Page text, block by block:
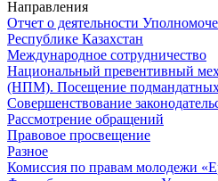
Направления
Отчет о деятельности
Республике Казахстан
Международное сотрудничество
Национальный превентивный
(НПМ). Посещение
Совершенствование
Рассмотрение обращений
Правовое просвещение
Разное
Комиссия по правам молодежи